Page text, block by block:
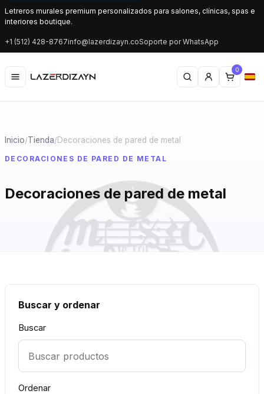
Letreros murales premium personalizados para salones, clínicas, spas e
interiores boutique.
+1 (512) 428-8767info@lazerdizayn.coSoporte por WhatsApp
0
Inicio/Tienda/Decoraciones de pared de metal
DECORACIONES DE PARED DE METAL
Decoraciones de pared de metal
Buscar y ordenar
Buscar
Ordenar